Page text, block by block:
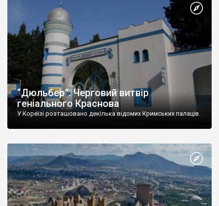
“Дюльбер”. Черговий витвір
геніального Краснова
У Кореїзі розташовано декілька відомих Кримських палаців.